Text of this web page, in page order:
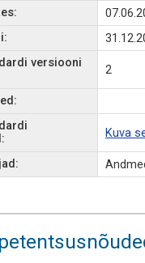
versiooni
2
Kuva